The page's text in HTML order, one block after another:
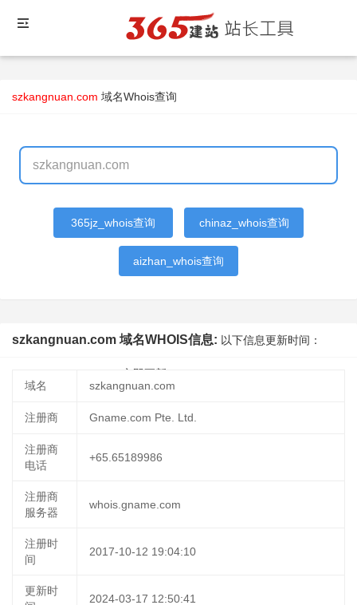
szkangnuan.com 域名Whois查询
365jz_whois查询 chinaz_whois查询
aizhan_whois查询
szkangnuan.com 域名WHOIS信息: 以下信息更新时间：
立即更新
域名
szkangnuan.com
注册商 Gname.com Pte. Ltd.
注册商
电话
+65.65189986
注册商
服务器
whois.gname.com
注册时
间
2017-10-12 19:04:10
更新时
2024-03-17 12:50:41